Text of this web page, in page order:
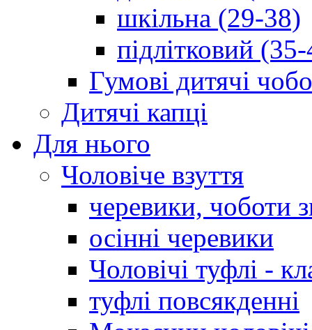
шкільна (29-38)
підлітковий
Гумові дитячі
Дитячі капці
Для нього
Чоловіче взуття
черевики, чоботи
осінні черевики
Чоловічі туфлі -
туфлі повсякденні